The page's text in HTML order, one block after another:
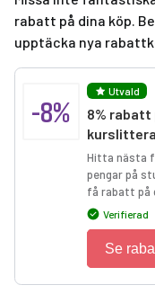
rabatt på dina köp.
upptäcka nya
-8%
Utvald
8% rabatt
Hitta nästa
pengar på
få rabatt på
Verifierad
Se